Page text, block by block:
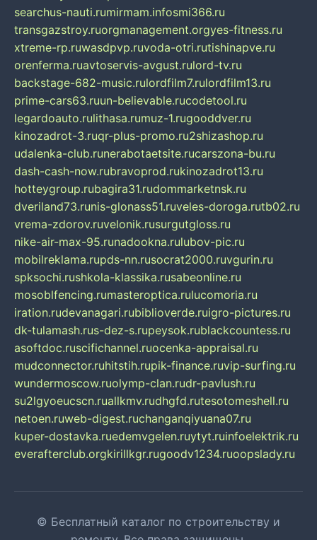
searchus-nauti.rumirmam.infosmi366.ru
transgazstroy.ruorgmanagement.orgyes-fitness.ru
xtreme-rp.ruwasdpvp.ruvoda-otri.rutishinapve.ru
orenferma.ruavtoservis-avgust.rulord-tv.ru
backstage-682-music.rulordfilm7.rulordfilm13.ru
prime-cars63.ruun-believable.rucodetool.ru
legardoauto.rulithasa.rumuz-1.rugooddver.ru
kinozadrot-3.ruqr-plus-promo.ru2shizashop.ru
udalenka-club.runerabotaetsite.rucarszona-bu.ru
dash-cash-now.rubravoprod.rukinozadrot13.ru
hotteygroup.rubagira31.rudommarketnsk.ru
dveriland73.runis-glonass51.ruveles-doroga.rutb02.ru
vrema-zdorov.ruvelonik.rusurgutgloss.ru
nike-air-max-95.runadookna.rulubov-pic.ru
mobilreklama.rupds-nn.rusocrat2000.ruvgurin.ru
spksochi.rushkola-klassika.rusabeonline.ru
mosoblfencing.rumasteroptica.rulucomoria.ru
iration.rudevanagari.rubiblioverde.ruigro-pictures.ru
dk-tulamash.rus-dez-s.rupeysok.rublackcountess.ru
asoftdoc.ruscifichannel.ruocenka-appraisal.ru
mudconnector.ruhitstih.rupik-finance.ruvip-surfing.ru
wundermoscow.ruolymp-clan.rudr-pavlush.ru
su2lgyoeucscn.ruallkmv.rudhgfd.rutesotomeshell.ru
netoen.ruweb-digest.ruchanganqiyuana07.ru
kuper-dostavka.ruedemvgelen.ruytyt.ruinfoelektrik.ru
everafterclub.orgkirillkgr.rugoodv1234.ruoopslady.ru
© Бесплатный каталог по строительству и